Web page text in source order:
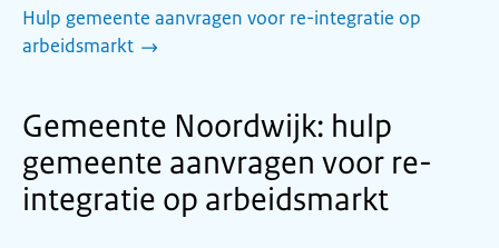
Hulp gemeente aanvragen voor re-integratie op
arbeidsmarkt
Gemeente Noordwijk: hulp
gemeente aanvragen voor re-
integratie op arbeidsmarkt